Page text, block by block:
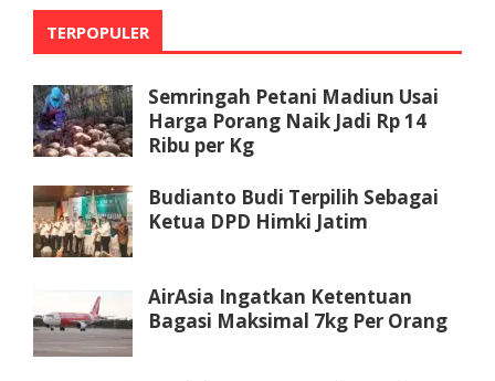
TERPOPULER
Semringah Petani Madiun Usai
Harga Porang Naik Jadi Rp 14
Ribu per Kg
Budianto Budi Terpilih Sebagai
Ketua DPD Himki Jatim
AirAsia Ingatkan Ketentuan
Bagasi Maksimal 7kg Per Orang